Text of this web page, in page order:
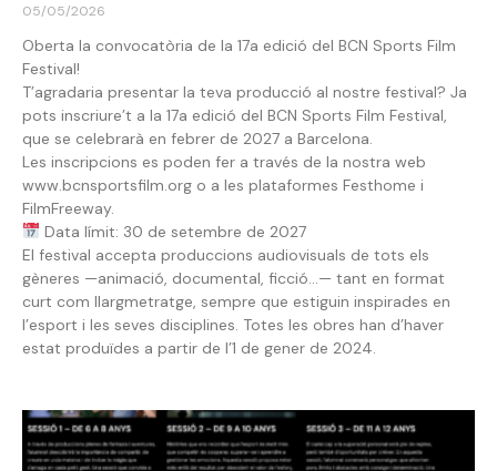
05/05/2026
Oberta la convocatòria de la 17a edició del BCN Sports Film
Festival!
T’agradaria presentar la teva producció al nostre festival? Ja
pots inscriure’t a la 17a edició del BCN Sports Film Festival,
que se celebrarà en febrer de 2027 a Barcelona.
Les inscripcions es poden fer a través de la nostra web
www.bcnsportsfilm.org o a les plataformes Festhome i
FilmFreeway.
Data límit: 30 de setembre de 2027
El festival accepta produccions audiovisuals de tots els
gèneres —animació, documental, ficció…— tant en format
curt com llargmetratge, sempre que estiguin inspirades en
l’esport i les seves disciplines. Totes les obres han d’haver
estat produïdes a partir de l’1 de gener de 2024.